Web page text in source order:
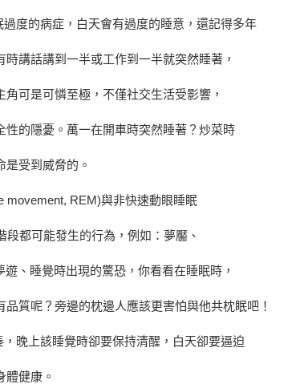
度的病症，白天會有過度的睡意，還記得多年
講話講到一半或工作到一半就突然睡著，
可是可憐至極，不僅社交生活受影響，
的隱憂。萬一在開車時突然睡著？炒菜時
受到威脅的。
movement, REM)與非快速動眼睡眠
都可能發生的行為，例如：夢靨、
、睡覺時出現的驚恐，你看看在睡眠時，
品質呢？旁邊的枕邊人應該更害怕與他共枕眠吧！
晚上該睡覺時卻要保持清醒，白天卻要逼迫
體健康。